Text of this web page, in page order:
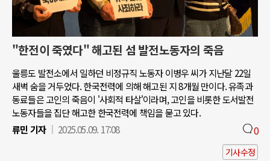
"한전이 죽였다" 해고된 섬 발전노동자의 죽음
울릉도 발전소에서 일하던 비정규직 노동자 이병우 씨가 지난달 22일
새벽 숨을 거두었다. 한국전력에 의해 해고된 지 8개월 만이다. 유족과
동료들은 고인의 죽음이 '사회적 타살'이라며, 고인을 비롯한 도서발전
노동자들을 집단 해고한 한국전력에 책임을 묻고 있다.
류민 기자
2025.05.09. 17:08 0
기사수정